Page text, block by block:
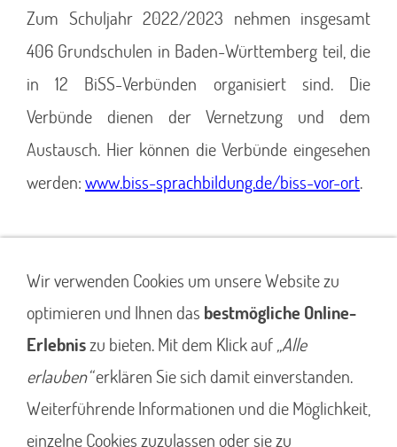
Zum Schuljahr 2022/2023 nehmen insgesamt
406 Grundschulen in Baden-Württemberg teil, die
in 12 BiSS-Verbünden organisiert sind. Die
Verbünde dienen der Vernetzung und dem
Austausch. Hier können die Verbünde eingesehen
werden:www.biss-sprachbildung.de/biss-vor-ort.
Wir verwenden Cookies um unsere Website zu
optimieren und Ihnen das bestmögliche Online-
Erlebniszu bieten. Mit dem Klick auf„Alle
erlauben“erklären Sie sich damit einverstanden.
Weiterführende Informationen und die Möglichkeit,
einzelne Cookies zuzulassen oder sie zu